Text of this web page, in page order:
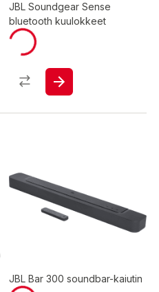
JBL Soundgear Sense
bluetooth kuulokkeet
JBL Bar 300 soundbar-kaiutin